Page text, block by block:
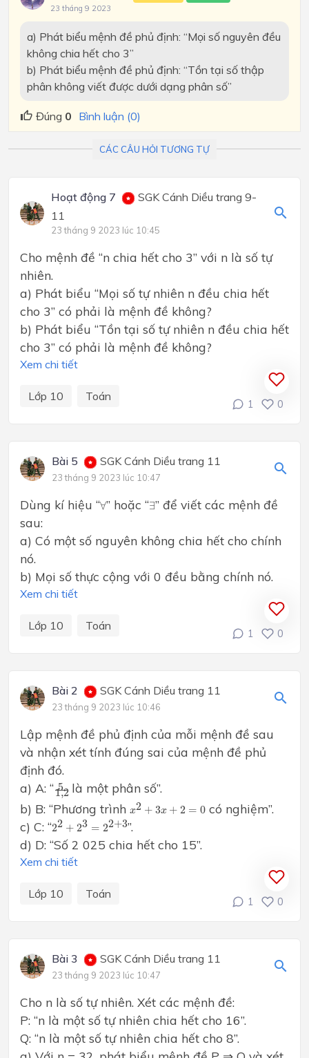
23 tháng 9 2023
a) Phát biểu mệnh đề phủ định: “Mọi số nguyên đều
không chia hết cho 3”
b) Phát biểu mệnh đề phủ định: “Tồn tại số thập
phân không viết được dưới dạng phân số”
Đúng 0 Bình luận (0)
CÁC CÂU HỎI TƯƠNG TỰ
Hoạt động 7
SGK Cánh Diều trang 9-
11
23 tháng 9 2023 lúc 10:45
Cho mệnh đề “n chia hết cho 3” với n là số tự
nhiên.
a) Phát biểu “Mọi số tự nhiên n đều chia hết
cho 3” có phải là mệnh đề không?
b) Phát biểu “Tồn tại số tự nhiên n đều chia hết
cho 3” có phải là mệnh đề không?
Xem chi tiết
Lớp 10 Toán
1 0
Bài 5 SGK Cánh Diều trang 11
23 tháng 9 2023 lúc 10:47
Dùng kí hiệu “∀
∀” hoặc “∃
∃” để viết các mệnh đề
sau:
a) Có một số nguyên không chia hết cho chính
nó.
b) Mọi số thực cộng với 0 đều bằng chính nó.
Xem chi tiết
Lớp 10 Toán
1 0
Bài 2 SGK Cánh Diều trang 11
23 tháng 9 2023 lúc 10:46
Lập mệnh đề phủ định của mỗi mệnh đề sau
và nhận xét tính đúng sai của mệnh đề phủ
định đó.
a) A: “ 5
1,2
51 2
là một phân số”.
b) B: “Phương trình x2 + 3x + 2 = 0
2
có nghiệm”.
c) C: “22 + 23 = 22+3
22 3=2 + 3
”.
d) D: “Số 2 025 chia hết cho 15”.
Xem chi tiết
Lớp 10 Toán
1 0
Bài 3 SGK Cánh Diều trang 11
23 tháng 9 2023 lúc 10:47
Cho n là số tự nhiên. Xét các mệnh đề:
P: “n là một số tự nhiên chia hết cho 16”.
Q: “n là một số tự nhiên chia hết cho 8”.